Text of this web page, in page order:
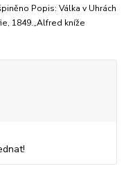
Popis: Válka v Uhrách
1849.„Alfred kníže